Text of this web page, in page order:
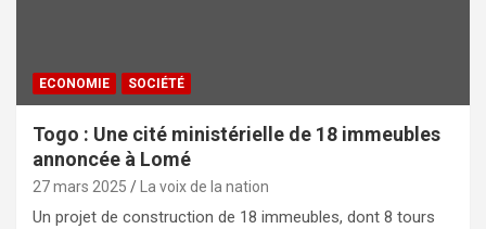
ECONOMIE SOCIÉTÉ
Togo : Une cité ministérielle de 18 immeubles
annoncée à Lomé
27 mars 2025 La voix de la nation
Un projet de construction de 18 immeubles, dont 8 tours